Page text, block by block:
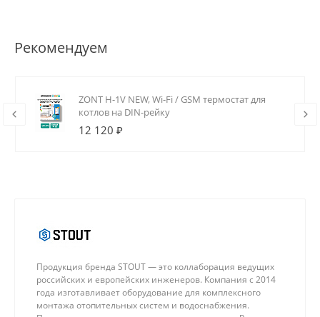
Рекомендуем
ZONT H-1V NEW, Wi-Fi / GSM термостат для
котлов на DIN-рейку
12 120 ₽
Продукция бренда STOUT — это коллаборация ведущих
российских и европейских инженеров. Компания с 2014
года изготавливает оборудование для комплексного
монтажа отопительных систем и водоснабжения.